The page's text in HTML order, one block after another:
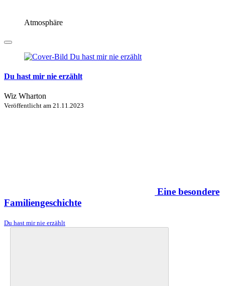
Atmosphäre
Du hast mir nie erzählt
Wiz Wharton
Veröffentlicht am 21.11.2023
Eine besondere
Familiengeschichte
Du hast mir nie erzählt